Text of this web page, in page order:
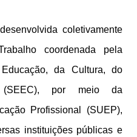
coletivamente
coordenada pela
da Cultura, do
por meio da
Profissional (SUEP),
instituições públicas e